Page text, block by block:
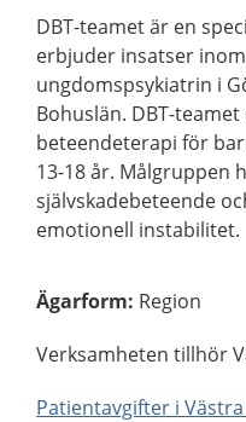
DBT-teamet är en
erbjuder insatser
ungdomspsykiatrin i
Bohuslän. DBT-
beteendeterapi för
13-18 år. Målgruppen
självskadebeteende
emotionell instabilitet.
Ägarform: Region
Verksamheten tillhör
Patientavgifter i